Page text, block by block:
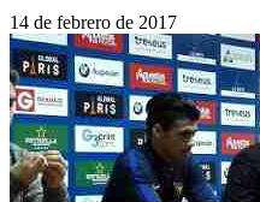
14 de febrero de 2017